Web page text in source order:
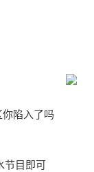
陷入了吗
节目即可